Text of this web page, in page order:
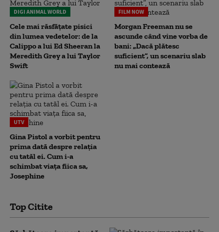
DIGI ANIMAL WORLD
Cele mai răsfățate pisici
din lumea vedetelor: de la
Calippo a lui Ed Sheeran la
Meredith Grey a lui Taylor
Swift
FILM NOW
Morgan Freeman nu se
ascunde când vine vorba de
bani: „Dacă plătesc
suficient”, un scenariu slab
nu mai contează
UTV
Gina Pistol a vorbit pentru
prima dată despre relația
cu tatăl ei. Cum i-a
schimbat viața fiica sa,
Josephine
Top Citite